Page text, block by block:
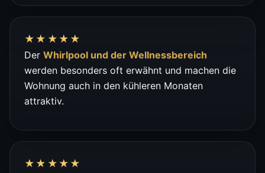
★★★★★
Der Whirlpool und der Wellnessbereich
werden besonders oft erwähnt und machen die
Wohnung auch in den kühleren Monaten
attraktiv.
★★★★★